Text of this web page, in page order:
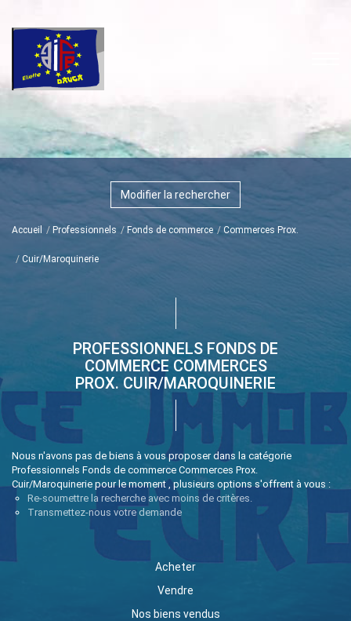
Modifier la rechercher
Accueil Professionnels Fonds de commerce Commerces Prox.
Cuir/Maroquinerie
PROFESSIONNELS FONDS DE
COMMERCE COMMERCES
PROX. CUIR/MAROQUINERIE
Nous n'avons pas de biens à vous proposer dans la catégorie
Professionnels Fonds de commerce Commerces Prox.
Cuir/Maroquinerie pour le moment , plusieurs options s'offrent à vous :
Re-soumettre la recherche avec moins de critères.
Transmettez-nous votre demande
Acheter
Vendre
Nos biens vendus